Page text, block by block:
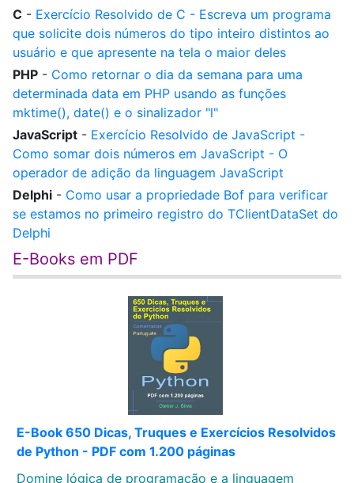
C - Exercício Resolvido de C - Escreva um programa
que solicite dois números do tipo inteiro distintos ao
usuário e que apresente na tela o maior deles
PHP - Como retornar o dia da semana para uma
determinada data em PHP usando as funções
mktime(), date() e o sinalizador "l"
JavaScript - Exercício Resolvido de JavaScript -
Como somar dois números em JavaScript - O
operador de adição da linguagem JavaScript
Delphi - Como usar a propriedade Bof para verificar
se estamos no primeiro registro do TClientDataSet do
Delphi
E-Books em PDF
E-Book 650 Dicas, Truques e Exercícios Resolvidos
de Python - PDF com 1.200 páginas
Domine lógica de programação e a linguagem